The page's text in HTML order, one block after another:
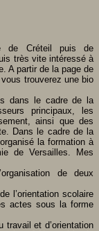
de Créteil puis de
très vite intéressé à
A partir de la page de
trouverez une bio
dans le cadre de la
principaux, les
ainsi que des
Dans le cadre de la
la formation à
de Versailles . Mes
de deux
l’orientation scolaire
actes sous la forme
travail et d’orientation